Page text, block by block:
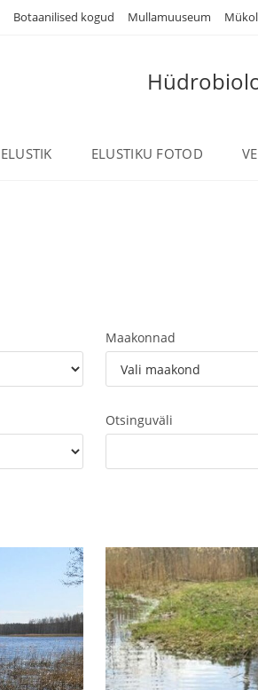
Botaanilised kogud Mullamuuseum
ELUSTIK ELUSTIKU FOTOD
Maakonnad
Otsinguväli